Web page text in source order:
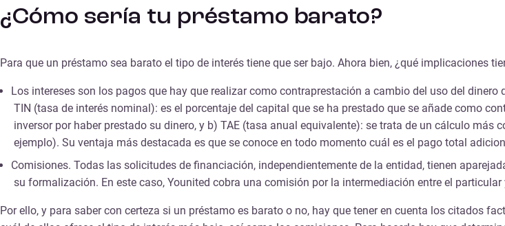
¿Cómo sería tu préstamo barato?
Para que un préstamo sea barato el tipo de interés tiene que ser bajo. Ahora bien, ¿qué implicaciones
Los intereses son los pagos que hay que realizar como contraprestación a cambio del uso del
TIN (tasa de interés nominal): es el porcentaje del capital que se ha prestado que se añade como
inversor por haber prestado su dinero, y b) TAE (tasa anual equivalente): se trata de un cálculo
ejemplo). Su ventaja más destacada es que se conoce en todo momento cuál es el pago total
Comisiones. Todas las solicitudes de financiación, independientemente de la entidad, tienen
su formalización. En este caso, Younited cobra una comisión por la intermediación entre el particular
Por ello, y para saber con certeza si un préstamo es barato o no, hay que tener en cuenta los citados